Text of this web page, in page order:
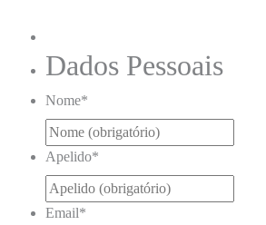
Dados Pessoais
Nome*
Apelido*
Email*